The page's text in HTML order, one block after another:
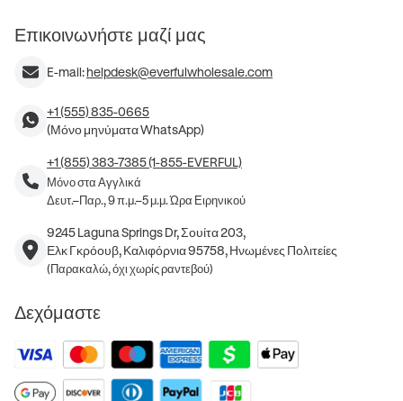
Επικοινωνήστε μαζί μας
E-mail:helpdesk@everfulwholesale.com
+1 (555) 835-0665
(Μόνο μηνύματα WhatsApp)
+1 (855) 383-7385 (1-855-EVERFUL)
Μόνο στα Αγγλικά
Δευτ.–Παρ., 9 π.μ.–5 μ.μ. Ώρα Ειρηνικού
9245 Laguna Springs Dr, Σουίτα 203,
Ελκ Γκρόουβ, Καλιφόρνια 95758, Ηνωμένες Πολιτείες
(Παρακαλώ, όχι χωρίς ραντεβού)
Δεχόμαστε